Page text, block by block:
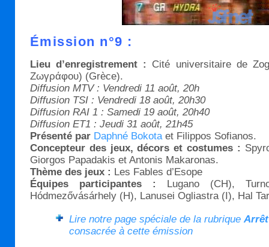
Émission n°9 :
Lieu d’enregistrement :
Cité universitaire de
Ζωγράφου) (Grèce).
Diffusion MTV : Vendredi 11 août, 20h
Diffusion TSI : Vendredi 18 août, 20h30
Diffusion RAI 1 : Samedi 19 août, 20h40
Diffusion ET1 : Jeudi 31 août, 21h45
Présenté par Daphné Bokotaet Filippos Sofianos.
Concepteur des jeux, décors et costumes :
Giorgos Papadakis et Antonis Μakaronas.
Thème des jeux : Les Fables d’Esope
Équipes participantes :
Lugano (CH),
Hódmezővásárhely (H), Lanusei Ogliastra (I), Hal
Lire notre page spéciale de la rubrique
consacrée à cette émission